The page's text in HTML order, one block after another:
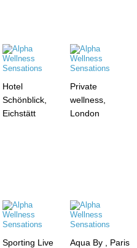
Hotel
Schönblick,
Eichstätt
Private
wellness,
London
Sporting Live
Aqua By , Paris